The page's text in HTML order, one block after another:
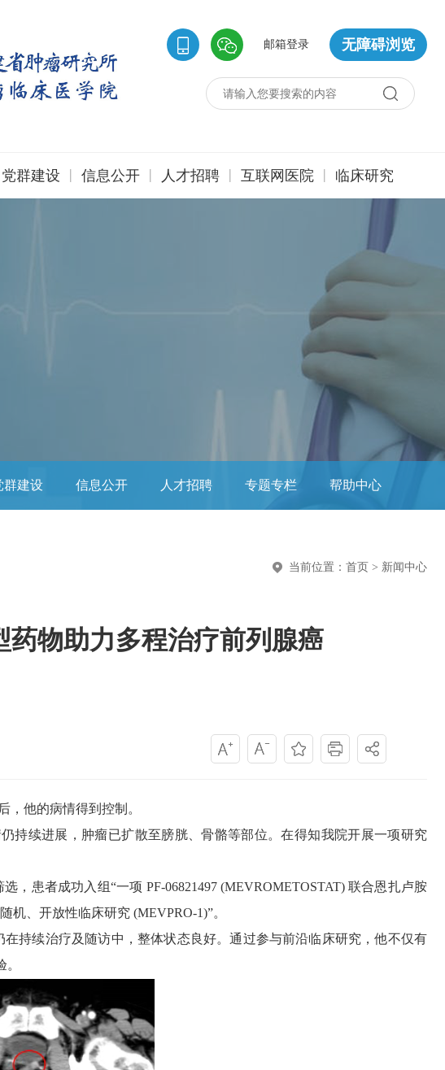
无障碍浏览
邮箱登录
党群建设 | 信息公开 | 人才招聘 | 互联网医院 | 临床研究
群建设 信息公开 人才招聘 专题专栏 帮助中心
当前位置： 首页 > 新闻中心
药物助力多程治疗前列腺癌
他的病情得到控制。
续进展，肿瘤已扩散至膀胱、骨骼等部位。在得知我院开展一项研究
患者成功入组“一项 PF-06821497 (MEVROMETOSTAT) 联合恩扎卢胺
、开放性临床研究 (MEVPRO-1)”。
持续治疗及随访中，整体状态良好。通过参与前沿临床研究，他不仅有